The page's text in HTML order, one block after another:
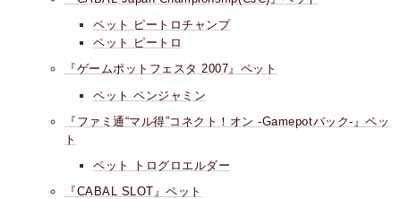
ペット ピートロチャンプ
ペット ピートロ
『ゲームポットフェスタ 2007』ペット
ペット ペンジャミン
『ファミ通“マル得”コネクト！オン -Gamepotパック-』ペッ
ト
ペット トログロエルダー
『CABAL SLOT』ペット